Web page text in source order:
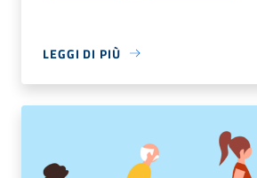
LEGGI DI PIÙ